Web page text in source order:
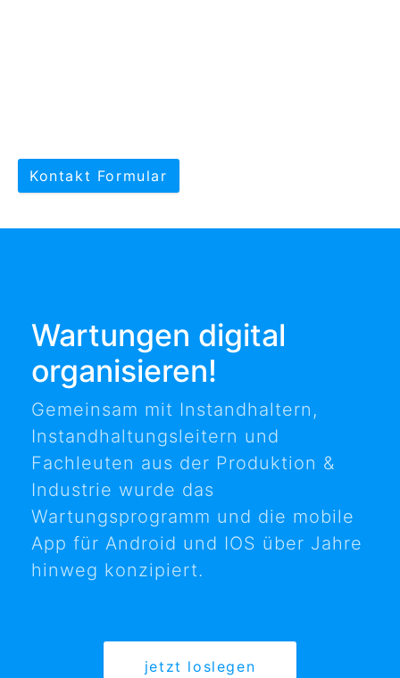
Kontakt Formular
Wartungen digital
organisieren!
Gemeinsam mit Instandhaltern,
Instandhaltungsleitern und
Fachleuten aus der Produktion &
Industrie wurde das
Wartungsprogramm und die mobile
App für Android und IOS über Jahre
hinweg konzipiert.
jetzt loslegen